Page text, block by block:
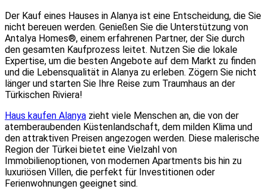
Der Kauf eines Hauses in Alanya ist eine Entscheidung, die Sie
nicht bereuen werden. Genießen Sie die Unterstützung von
Antalya Homes®, einem erfahrenen Partner, der Sie durch
den gesamten Kaufprozess leitet. Nutzen Sie die lokale
Expertise, um die besten Angebote auf dem Markt zu finden
und die Lebensqualität in Alanya zu erleben. Zögern Sie nicht
länger und starten Sie Ihre Reise zum Traumhaus an der
Türkischen Riviera!
Haus kaufen Alanya zieht viele Menschen an, die von der
atemberaubenden Küstenlandschaft, dem milden Klima und
den attraktiven Preisen angezogen werden. Diese malerische
Region der Türkei bietet eine Vielzahl von
Immobilienoptionen, von modernen Apartments bis hin zu
luxuriösen Villen, die perfekt für Investitionen oder
Ferienwohnungen geeignet sind.